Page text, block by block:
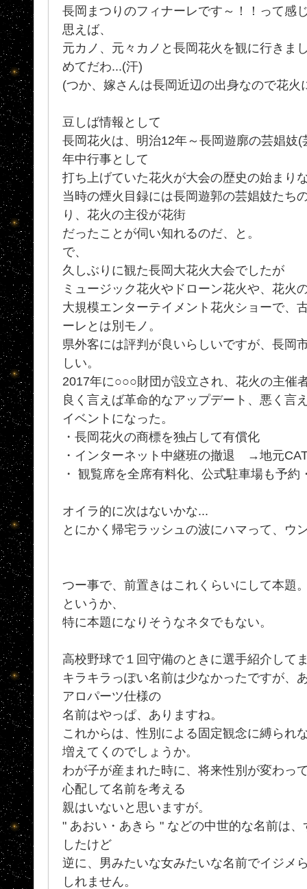
長岡まつりのフィナーレです～！！って感
思えば、
元カノ、元々カノと長岡花火を観に行きま
めてだわ...(汗)
(つか、嫁さんは長岡近辺の出身なので花火
豆しば情報として
長岡花火は、明治12年～長岡遊廓の芸娼妓
年中行事として
打ち上げていた花火が大会の歴史の始まり
当時の煙火目録には長岡遊郭の芸娼妓たち
り、花火の主役が花街
だったことが伺い知れるのだ、と。
で、
久しぶりに観た長岡大花火大会でしたが
ミュージック花火やドローン花火や、花火
大規模エンターテイメント花火ショーで、
ーレとは別モノ。
県外客には評判が良いらしいですが、長岡
しい。
2017年に○○○財団が設立され、花火の主催
良く言えば革命的なアップデート、悪く言
イベントになった。
・長岡花火の商標を独占して有償化
・インターネット中継班の撤退 →地元
・ 観覧席を全席有料化、公式駐車場も予
オイラ的に次はないかな...
とにかく帰宅ラッシュの波にハマって、ウ
つー事で、前置きはこれくらいにして本題
というか、
特に本題になりそうなネタでもない。
高校野球で１回守備のときに選手紹介して
キラキラっぽい名前は少なかったですが、
アロパーツ仕様の
名前はやっぱ、ありますね。
これからは、性別による固定観念に縛られ
増えてくのでしょうか。
わが子が産まれた時に、将来性別が変わっ
心配して名前を考える
親はいないと思いますが。
" あおい・あきら " などの中世的な名前は
したけど
逆に、男みたいな女みたいな名前でイジメ
しれません。